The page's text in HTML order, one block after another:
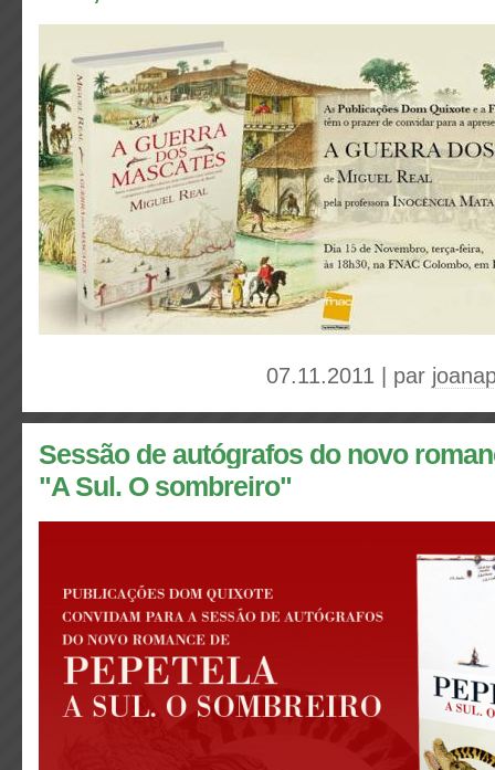
07.11.2011 | par
Sessão de autógrafos do novo
"A Sul. O sombreiro"